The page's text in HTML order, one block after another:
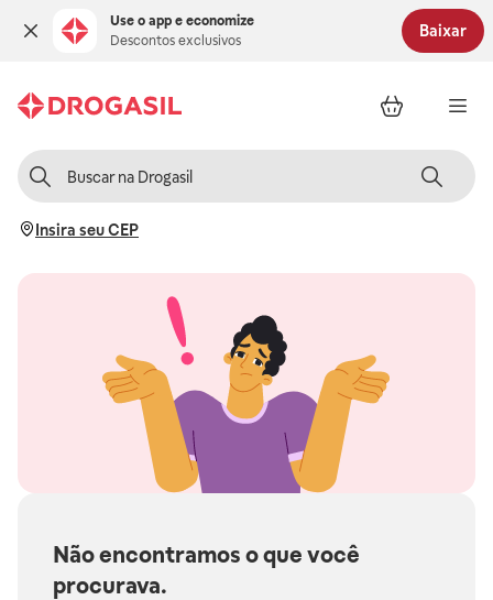
Use o app e economize
Descontos exclusivos
Baixar
Insira seu CEP
Não encontramos o que você
procurava.